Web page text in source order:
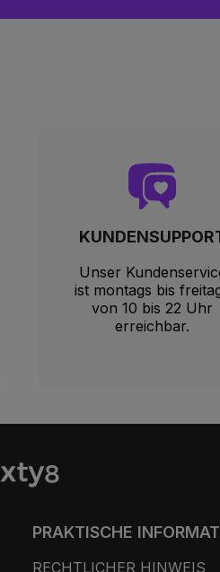
Unser
ist montags bis
von 10 bis 22 Uhr
erreichbar.
PRAKTISCHE
RECHTLICHER HINWEIS